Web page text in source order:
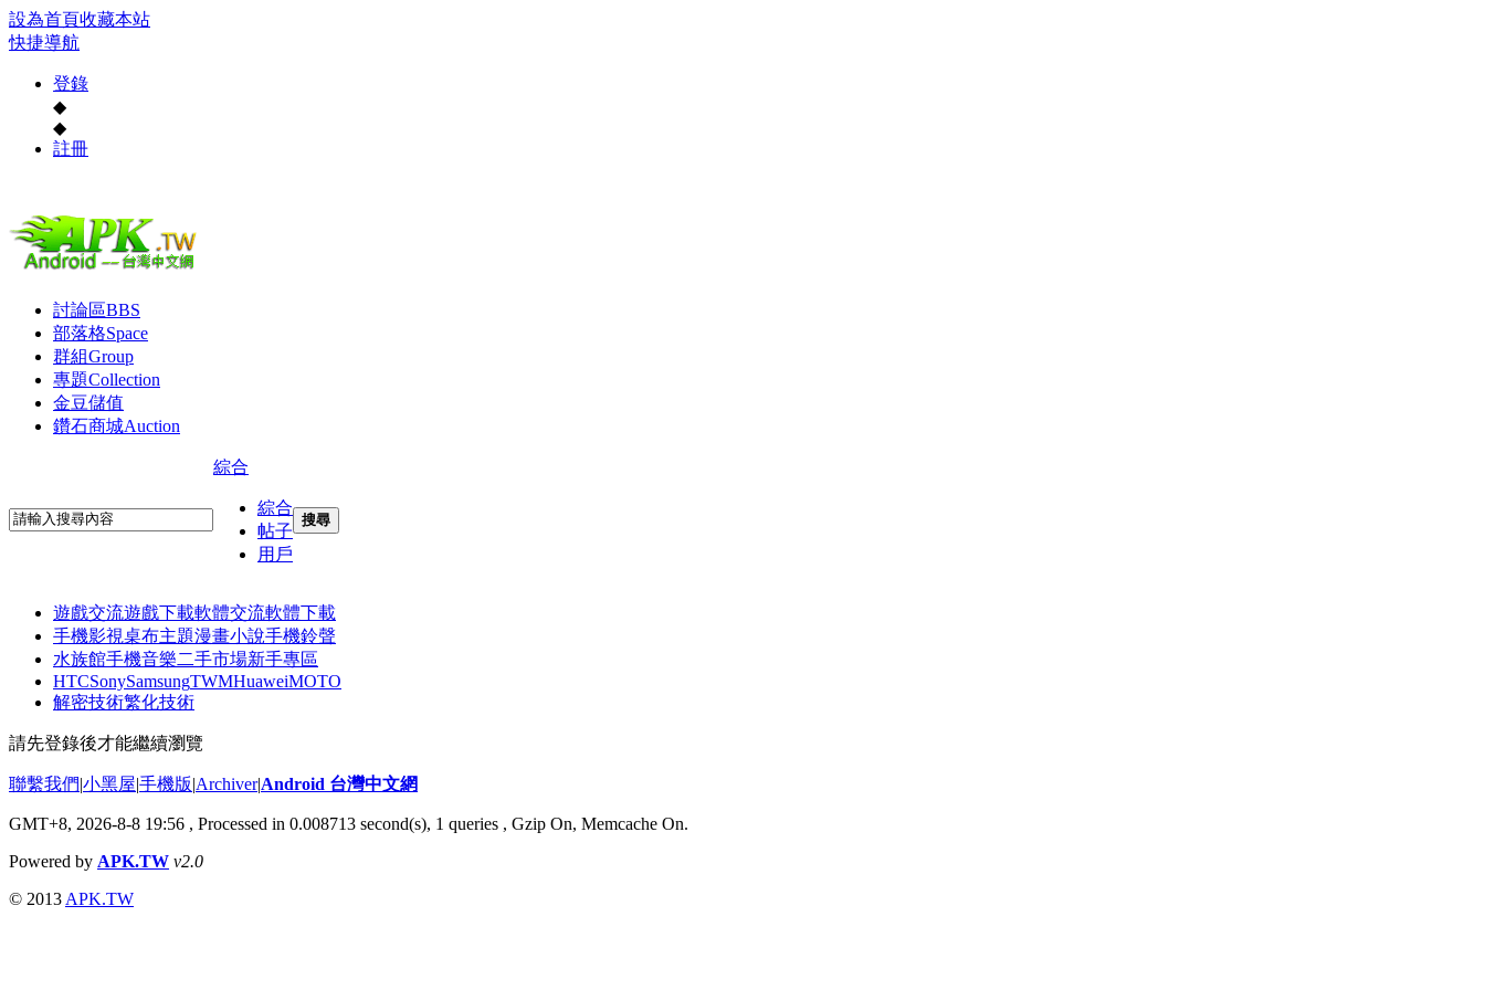
設為首頁收藏本站
快捷導航
登錄
◆
◆
註冊
討論區BBS
部落格Space
群組Group
專題Collection
金豆儲值
鑽石商城Auction
綜合
綜合
帖子
用戶
搜尋
遊戲交流遊戲下載軟體交流軟體下載
手機影視桌布主題漫畫小說手機鈴聲
水族館手機音樂二手市場新手專區
HTCSonySamsungTWMHuaweiMOTO
解密技術繁化技術
請先登錄後才能繼續瀏覽
聯繫我們|小黑屋|手機版|Archiver|Android 台灣中文網
GMT+8, 2026-8-8 19:56 , Processed in 0.008713 second(s), 1 queries , Gzip On, Memcache On.
Powered by APK.TW v2.0
© 2013 APK.TW